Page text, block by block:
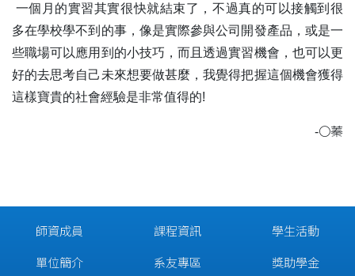
一個月的實習其實很快就結束了，不過真的可以接觸到很
多在學校學不到的事，像是實際參與公司開發產品，或是一
些職場可以應用到的小技巧，而且透過實習機會，也可以更
好的去思考自己未來想要做甚麼，我覺得把握這個機會獲得
這樣寶貴的社會經驗是非常值得的!
-〇蓁
師資成員
單位簡介
課程資訊
系友專區
學生活動
獎助學金